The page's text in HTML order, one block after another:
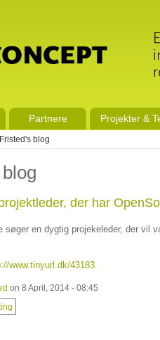
Partnere Projekter &
blog
der har
søger en dygtig projekeleder, der vil
www.tinyurl.dk/43183
on 8 April, 2014 - 08:45